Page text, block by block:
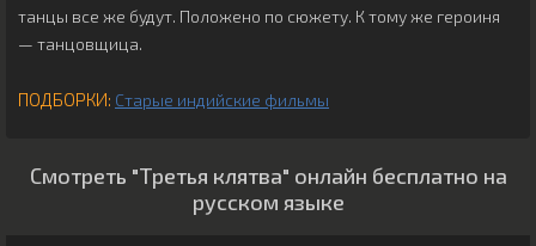
танцы все же будут. Положено по сюжету. К тому же героиня
— танцовщица.
ПОДБОРКИ: Старые индийские фильмы
Смотреть "Третья клятва" онлайн бесплатно на
русском языке